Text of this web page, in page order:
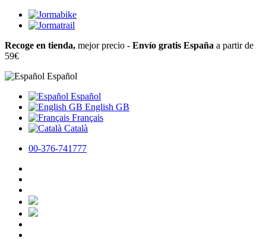
Recoge en tienda, mejor precio - Envío gratis España a partir de
59€
Español
Español
English GB
Français
Català
00-376-741777